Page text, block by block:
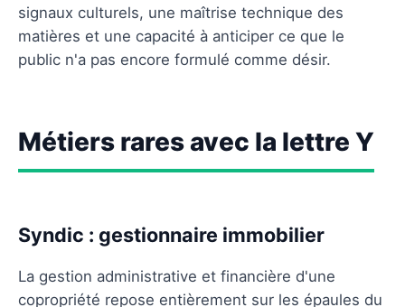
signaux culturels, une maîtrise technique des
matières et une capacité à anticiper ce que le
public n'a pas encore formulé comme désir.
Métiers rares avec la lettre Y
Syndic : gestionnaire immobilier
La gestion administrative et financière d'une
copropriété repose entièrement sur les épaules du